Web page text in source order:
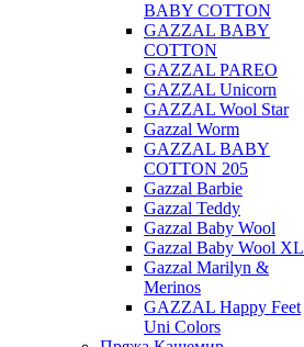
BABY COTTON
GAZZAL BABY
COTTON
GAZZAL PAREO
GAZZAL Unicorn
GAZZAL Wool Star
Gazzal Worm
GAZZAL BABY
COTTON 205
Gazzal Barbie
Gazzal Teddy
Gazzal Baby Wool
Gazzal Baby Wool XL
Gazzal Marilyn &
Merinos
GAZZAL Happy Feet
Uni Colors